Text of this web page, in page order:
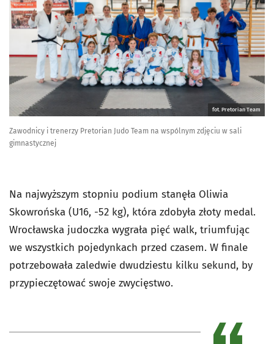
fot. Pretorian Team
Zawodnicy i trenerzy Pretorian Judo Team na wspólnym zdjęciu w sali
gimnastycznej
Na najwyższym stopniu podium stanęła Oliwia
Skowrońska (U16, -52 kg), która zdobyła złoty medal.
Wrocławska judoczka wygrała pięć walk, triumfując
we wszystkich pojedynkach przed czasem. W finale
potrzebowała zaledwie dwudziestu kilku sekund, by
przypieczętować swoje zwycięstwo.